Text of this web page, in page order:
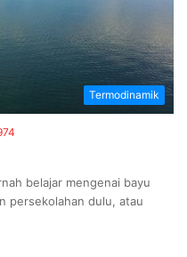
Termodinamik
belajar mengenai bayu
persekolahan dulu, atau